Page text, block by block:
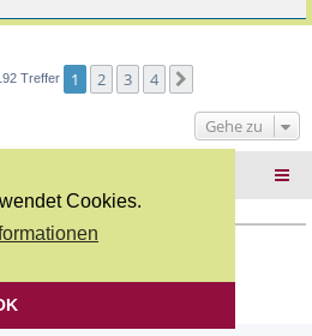
Cookies.
Treffer 1 2 3 4
Gehe zu
durchphpBB.de